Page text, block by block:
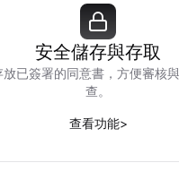
安全儲存與存取
放已簽署的同意書，方便審核
查。
查看功能>